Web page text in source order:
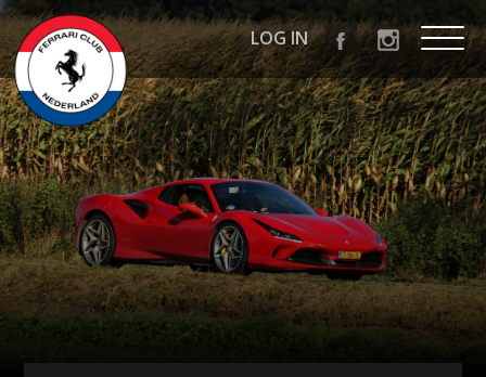
LOG IN